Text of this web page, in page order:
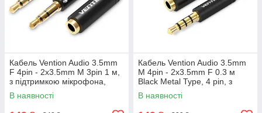
Кабель Vention Audio 3.5mm
F 4pin - 2x3.5mm M 3pin 1 м,
з підтримкою мікрофона,
стерео (BBTBF)
В наявності
Кабель Vention Audio 3.5mm
M 4pin - 2x3.5mm F 0.3 м
Black Metal Type, 4 pin, з
підтримкою мікрофона,
стерео (BBVBY)
В наявності